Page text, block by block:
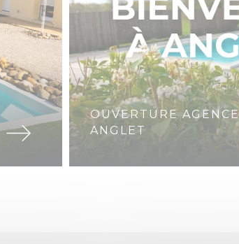
OUVERTURE AGENCE
ANGLET